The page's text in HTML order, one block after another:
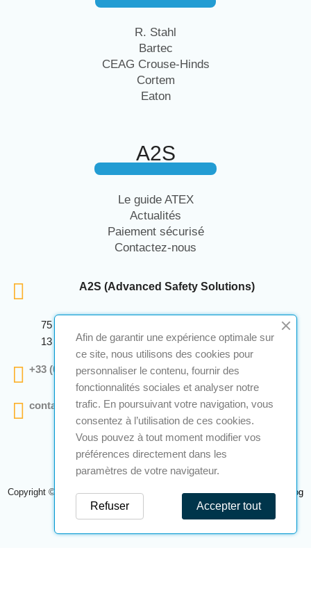
R. Stahl
Bartec
CEAG Crouse-Hinds
Cortem
Eaton
A2S
Le guide ATEX
Actualités
Paiement sécurisé
Contactez-nous
A2S (Advanced Safety Solutions)
75 Avenue Marcellin Berthelot Anthelios Bâtiment E
13 290 Aix En Provence
+33 (0)4 12 28 00 69
contact@a2s-atex.com
Copyright © 2026 A2S Atex. Tous droits réservés. Une réalisationNavilog
Afin de garantir une expérience optimale sur
ce site, nous utilisons des cookies pour
personnaliser le contenu, fournir des
fonctionnalités sociales et analyser notre
trafic. En poursuivant votre navigation, vous
consentez à l’utilisation de ces cookies.
Vous pouvez à tout moment modifier vos
préférences directement dans les
paramètres de votre navigateur.
Accepter tout
Refuser